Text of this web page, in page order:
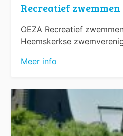
Recreatief zwemmen
OEZA Recreatief
Heemskerkse
Meer info